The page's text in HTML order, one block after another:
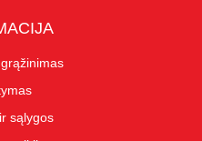
sąlygos